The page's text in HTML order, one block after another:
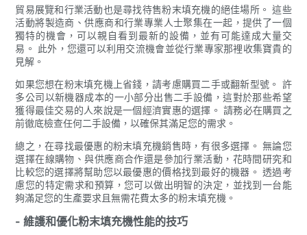
貿易展覽和行業活動也是尋找待售粉末填充機的絕佳場所。 這些
活動將製造商、供應商和行業專業人士聚集在一起，提供了一個
獨特的機會，可以親自看到最新的設備，並有可能達成大量交
易。 此外，您還可以利用交流機會並從行業專家那裡收集寶貴的
見解。
如果您想在粉末填充機上省錢，請考慮購買二手或翻新型號。 許
多公司以新機器成本的一小部分出售二手設備，這對於那些希望
獲得最佳交易的人來說是一個經濟實惠的選擇。 請務必在購買之
前徹底檢查任何二手設備，以確保其滿足您的需求。
總之，在尋找最優惠的粉末填充機銷售時，有很多選擇。 無論您
選擇在線購物、與供應商合作還是參加行業活動，花時間研究和
比較您的選擇將幫助您以最優惠的價格找到最好的機器。 透過考
慮您的特定需求和預算，您可以做出明智的決定，並找到一台能
夠滿足您的生產要求且無需花費太多的粉末填充機。
- 維護和優化粉末填充機性能的技巧